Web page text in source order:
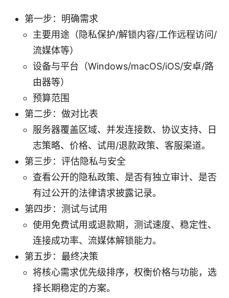
第一步：明确需求
主要用途（隐私保护/解锁内容/工作远程访问/
流媒体等）
设备与平台（Windows/macOS/iOS/安卓/路
由器等）
预算范围
第二步：做对比表
服务器覆盖区域、并发连接数、协议支持、日
志策略、价格、试用/退款政策、客服渠道。
第三步：评估隐私与安全
查看公开的隐私政策、是否有独立审计、是否
有过公开的法律请求披露记录。
第四步：测试与试用
使用免费试用或退款期，测试速度、稳定性、
连接成功率、流媒体解锁能力。
第五步：最终决策
将核心需求优先级排序，权衡价格与功能，选
择长期稳定的方案。